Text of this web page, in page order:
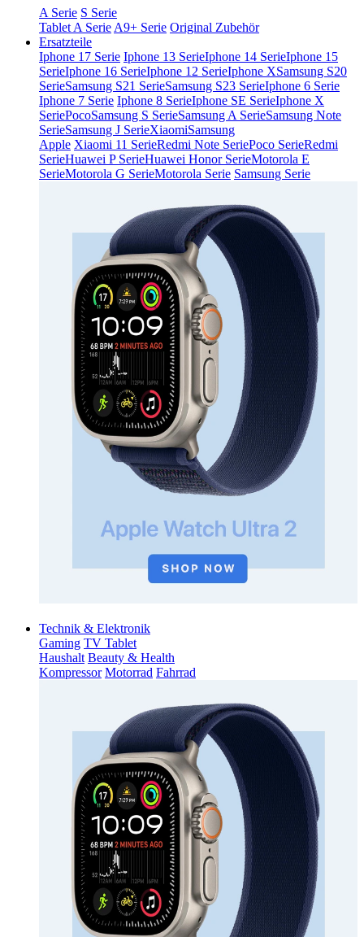
A Serie S Serie
Tablet A Serie A9+ Serie Original Zubehör
Ersatzteile
Iphone 17 Serie Iphone 13 SerieIphone 14 SerieIphone 15
SerieIphone 16 SerieIphone 12 SerieIphone XSamsung S20
SerieSamsung S21 SerieSamsung S23 SerieIphone 6 Serie
Iphone 7 Serie Iphone 8 SerieIphone SE SerieIphone X
SeriePocoSamsung S SerieSamsung A SerieSamsung Note
SerieSamsung J SerieXiaomiSamsung
Apple Xiaomi 11 SerieRedmi Note SeriePoco SerieRedmi
SerieHuawei P SerieHuawei Honor SerieMotorola E
SerieMotorola G SerieMotorola Serie Samsung Serie
Technik & Elektronik
Gaming TV Tablet
Haushalt Beauty & Health
Kompressor Motorrad Fahrrad